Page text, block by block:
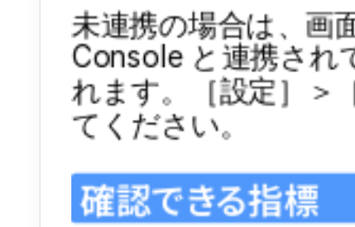
未連携の場合は、画
Console と連携され
れます。［設定］＞
てください。
確認できる指標